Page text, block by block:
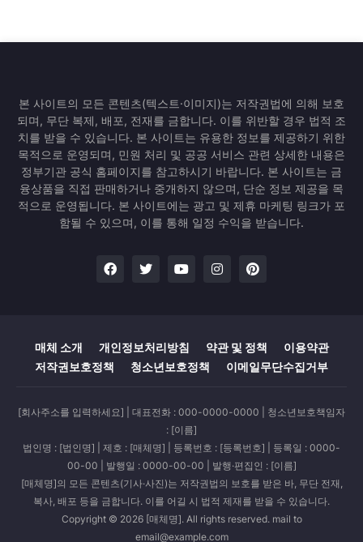
본 사이트의 모든 콘텐츠(텍스트·이미지)는 저작권법에 의해 보호
되며, 무단 복제, 배포, 전재를 금합니다. 이를 위반할 경우 법적 조
치를 받을 수 있습니다. 본 사이트는 유용한 정보를 제공하기 위한
목적으로 운영되며, 민원 처리 및 공공 서비스 관련 상세한 내용은
정부기관 공식 홈페이지를 참고하시기 바랍니다. 본 사이트는 금
융상품을 직접 판매하거나 중개하지 않으며, 단순 정보 제공을 목
적으로 운영됩니다. 본 사이트에는 광고 및 제휴 마케팅 링크가 포
함될 수 있으며, 이를 통해 일정 수익을 받습니다.
매체 소개 개인정보처리방침 약관 및 정책
이용약관
저작권보호정책
청소년보호정책 이메일무단수집거부
[회사주소를 입력하세요] | 대표전화 : 000-0000-0000 | 청소년보호책임자
: [이름]
법인명 : [법인명] | 제호 : [매체명] | 등록번호 : [등록번호] | 등록일 : 0000-
00-00 | 발행일 : 0000-00-00 | 발행·편집인 : [이름]
[매체명]의 모든 콘텐츠(기사·사진)는 저작권법의 보호를 받은 바, 무단 전재,
복사, 배포 등을 금합니다. 이를 어길 시 법적 제재를 받을 수 있습니다.
Copyright © 2026 [매체명]. All rights reserved. mail to
email@example.com